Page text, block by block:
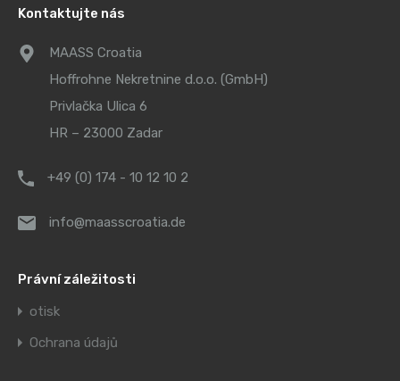
Kontaktujte nás
MAASS Croatia
Hoffrohne Nekretnine d.o.o. (GmbH)
Privlačka Ulica 6
HR – 23000 Zadar
+49 (0) 174 - 10 12 10 2
info@maasscroatia.de
Právní záležitosti
otisk
Ochrana údajů